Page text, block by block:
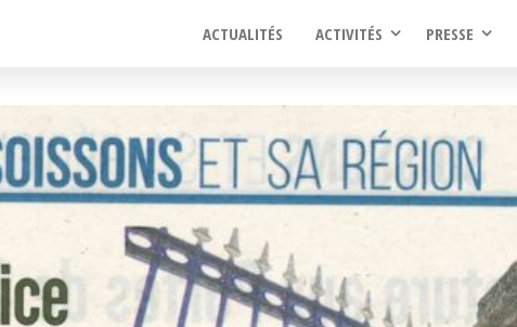
ACTUALITÉS ACTIVITÉS PRESSE